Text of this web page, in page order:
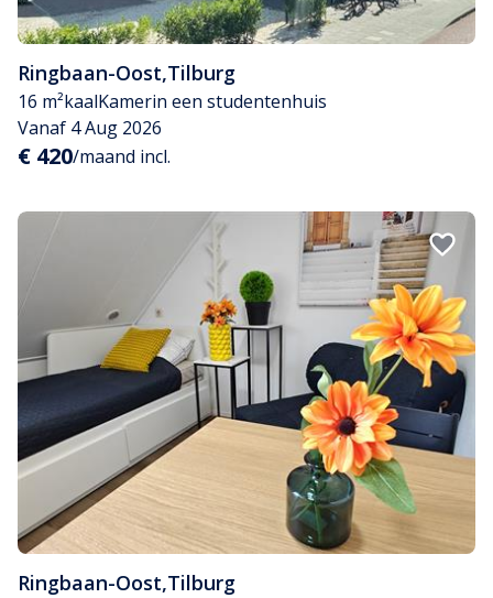
Ringbaan-Oost,Tilburg
16 m²kaalKamerin een studentenhuis
Vanaf 4 Aug 2026
€ 420/maand incl.
Ringbaan-Oost,Tilburg